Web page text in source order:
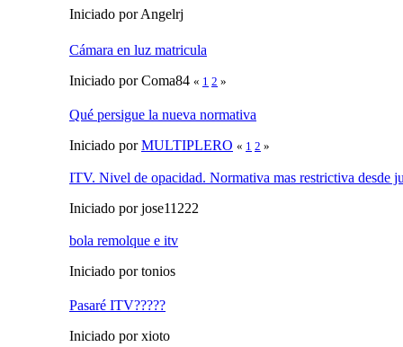
Iniciado por Angelrj
Cámara en luz matricula
Iniciado por Coma84 « 1 2 »
Qué persigue la nueva normativa
Iniciado porMULTIPLERO « 1 2 »
ITV. Nivel de opacidad. Normativa mas restrictiva desde
Iniciado por jose11222
bola remolque e itv
Iniciado por tonios
Pasaré ITV?????
Iniciado por xioto